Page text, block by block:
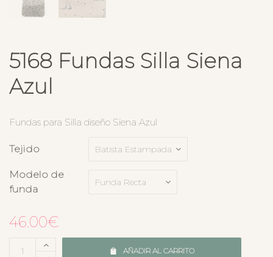
5168 Fundas Silla Siena
Azul
Fundas para Silla diseño Siena Azul
Tejido
Modelo de
funda
46.00€
AÑADIR AL CARRITO